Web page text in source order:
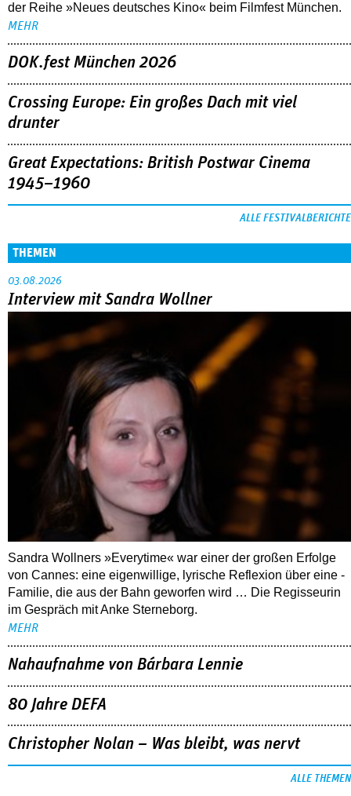
der Reihe »Neues deutsches Kino« beim Filmfest München.
MEHR
DOK.fest München 2026
Crossing Europe: Ein großes Dach mit viel
drunter
Great Expectations: British Postwar Cinema
1945–1960
ALLE FESTIVALBERICHTE
THEMEN
03.08.2026
Interview mit Sandra Wollner
Sandra Wollners »Everytime« war einer der großen Erfolge
von Cannes: eine eigenwillige, lyrische Reflexion über eine ­
Familie, die aus der Bahn geworfen wird … Die Regisseurin
im Gespräch mit Anke Sterneborg.
MEHR
Nahaufnahme von Bárbara Lennie
80 Jahre DEFA
Christopher Nolan – Was bleibt, was nervt
ALLE THEMEN